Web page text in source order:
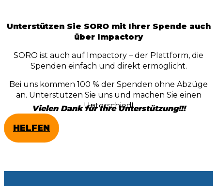
Unterstützen Sie SORO mit Ihrer Spende auch
über Impactory
SORO ist auch auf Impactory – der Plattform, die
Spenden einfach und direkt ermöglicht.
Bei uns kommen 100 % der Spenden ohne Abzüge
an. Unterstützen Sie uns und machen Sie einen
Unterschied!
Vielen Dank für Ihre Unterstützung!!!
HELFEN